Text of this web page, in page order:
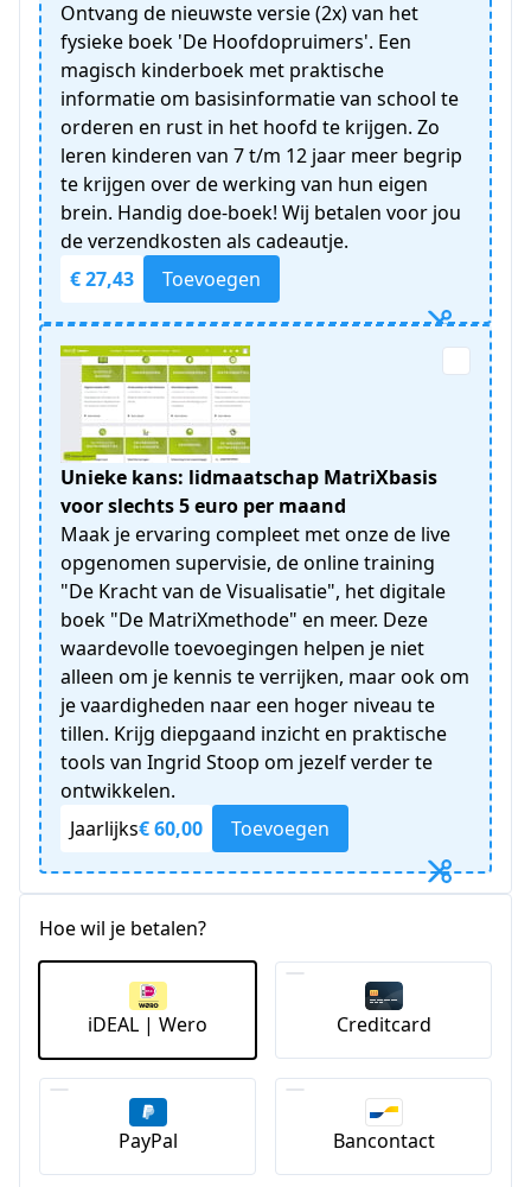
Ontvang de nieuwste versie (2x) van het
fysieke boek 'De Hoofdopruimers'. Een
magisch kinderboek met praktische
informatie om basisinformatie van school te
orderen en rust in het hoofd te krijgen. Zo
leren kinderen van 7 t/m 12 jaar meer begrip
te krijgen over de werking van hun eigen
brein. Handig doe-boek! Wij betalen voor jou
de verzendkosten als cadeautje.
€ 27,43
Toevoegen
Unieke kans: lidmaatschap MatriXbasis
voor slechts 5 euro per maand
Maak je ervaring compleet met onze de live
opgenomen supervisie, de online training
"De Kracht van de Visualisatie", het digitale
boek "De MatriXmethode" en meer. Deze
waardevolle toevoegingen helpen je niet
alleen om je kennis te verrijken, maar ook om
je vaardigheden naar een hoger niveau te
tillen. Krijg diepgaand inzicht en praktische
tools van Ingrid Stoop om jezelf verder te
ontwikkelen.
Jaarlijks€ 60,00 Toevoegen
Hoe wil je betalen?
iDEAL | Wero Creditcard
PayPal Bancontact